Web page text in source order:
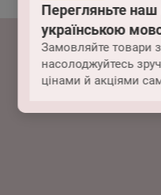
Перегляньте наш
українською
Замовляйте товари
насолоджуйтесь
цінами й акціями